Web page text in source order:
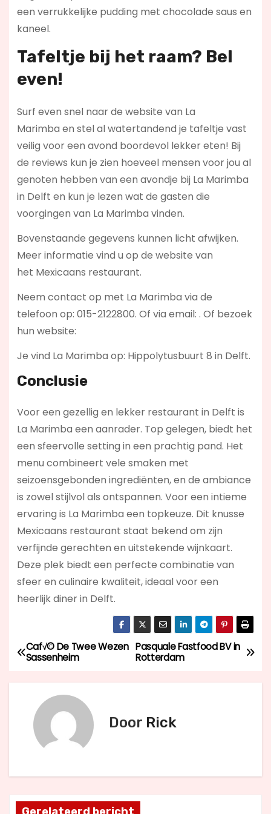
een verrukkelijke pudding met chocolade saus en
kaneel.
Tafeltje bij het raam? Bel
even!
Surf even snel naar de website van La
Marimba en stel al watertandend je tafeltje vast
veilig voor een avond boordevol lekker eten! Bij
de reviews kun je zien hoeveel mensen voor jou al
genoten hebben van een avondje bij La Marimba
in Delft en kun je lezen wat de gasten die
voorgingen van La Marimba vinden.
Bovenstaande gegevens kunnen licht afwijken.
Meer informatie vind u op de website van
het Mexicaans restaurant.
Neem contact op met La Marimba via de
telefoon op: 015-2122800. Of via email: . Of bezoek
hun website:
Je vind La Marimba op: Hippolytusbuurt 8 in Delft.
Conclusie
Voor een gezellig en lekker restaurant in Delft is
La Marimba een aanrader. Top gelegen, biedt het
een sfeervolle setting in een prachtig pand. Het
menu combineert vele smaken met
seizoensgebonden ingrediënten, en de ambiance
is zowel stijlvol als ontspannen. Voor een intieme
ervaring is La Marimba een topkeuze. Dit knusse
Mexicaans restaurant staat bekend om zijn
verfijnde gerechten en uitstekende wijnkaart.
Deze plek biedt een perfecte combinatie van
sfeer en culinaire kwaliteit, ideaal voor een
heerlijk diner in Delft.
B
e
h
t
Pasquale Fastfood BV in
Rotterdam
Caf√© De Twee Wezen
Sassenheim
Door Rick